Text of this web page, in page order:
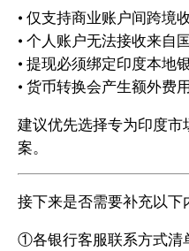
• 仅支持商业账户间跨境
• 个人账户无法接收来自
• 提现必须绑定印度本地
• 货币转换会产生额外费用
建议优先选择专为印度
案。
接下来是否需要补充以下
①各银行客服联系方式清